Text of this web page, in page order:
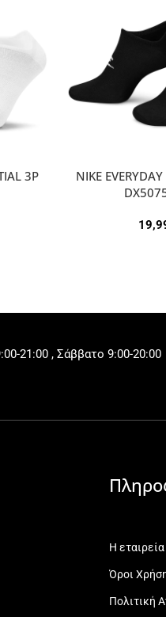
3P
NIKE
21:00 , Σάββατο 9:00-20:00
Η εταιρεία
Όροι
Πολιτική